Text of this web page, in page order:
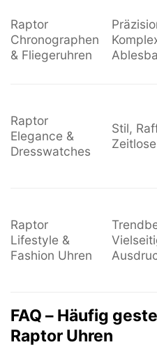
Raptor
Chronographen
& Fliegeruhren
Raptor
Elegance &
Dresswatches
Stil,
Raptor
Lifestyle &
Fashion Uhren
FAQ – Häufig
Raptor Uhren